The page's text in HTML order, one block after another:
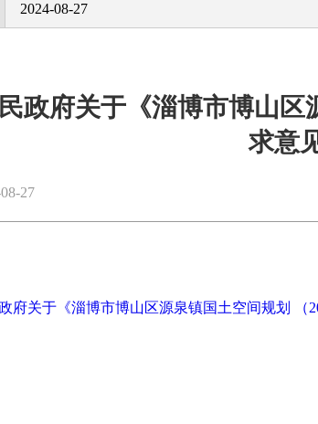
2024-08-27
政府关于《淄博市博山区
求意
27
府关于《淄博市博山区源泉镇国土空间规划 （